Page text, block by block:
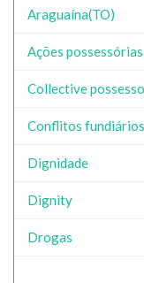
Araguaína(TO)
Ações
Collective
Conflitos
Dignidade
Dignity
Drogas